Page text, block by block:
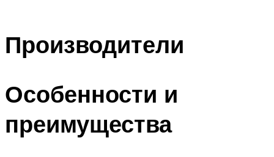
Производители
Особенности и
преимущества